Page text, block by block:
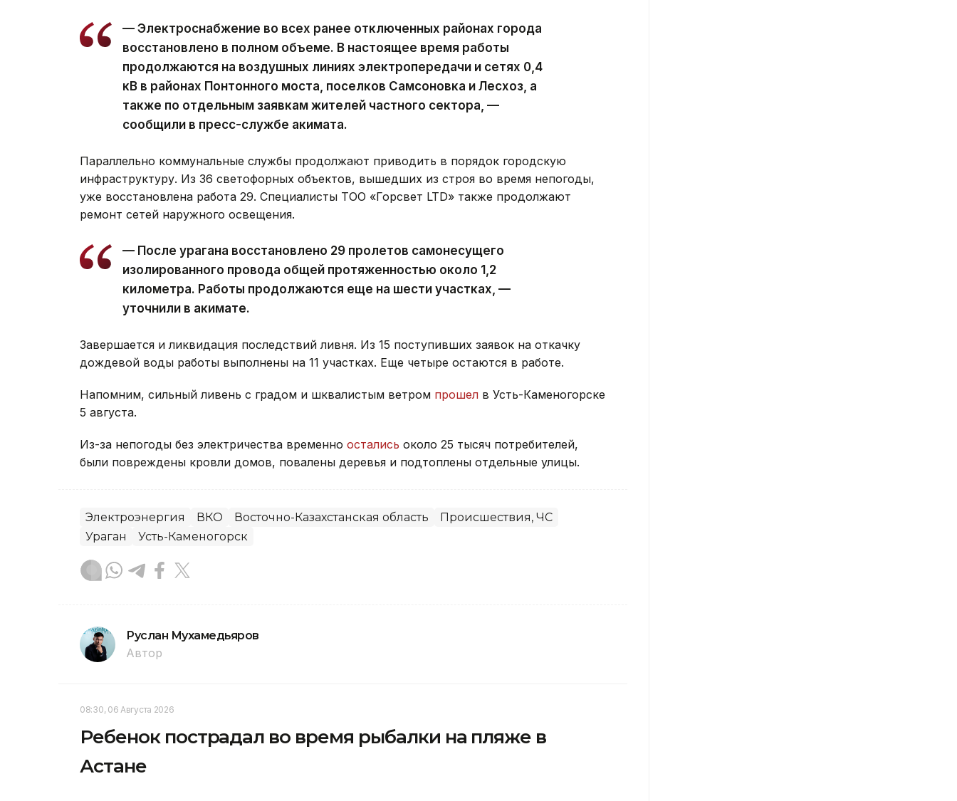
— Электроснабжение во всех ранее отключенных районах города
восстановлено в полном объеме. В настоящее время работы
продолжаются на воздушных линиях электропередачи и сетях 0,4
кВ в районах Понтонного моста, поселков Самсоновка и Лесхоз, а
также по отдельным заявкам жителей частного сектора, —
сообщили в пресс-службе акимата.
Параллельно коммунальные службы продолжают приводить в порядок городскую
инфраструктуру. Из 36 светофорных объектов, вышедших из строя во время непогоды,
уже восстановлена работа 29. Специалисты ТОО «Горсвет LTD» также продолжают
ремонт сетей наружного освещения.
— После урагана восстановлено 29 пролетов самонесущего
изолированного провода общей протяженностью около 1,2
километра. Работы продолжаются еще на шести участках, —
уточнили в акимате.
Завершается и ликвидация последствий ливня. Из 15 поступивших заявок на откачку
дождевой воды работы выполнены на 11 участках. Еще четыре остаются в работе.
Напомним, сильный ливень с градом и шквалистым ветром прошел в Усть-Каменогорске
5 августа.
Из-за непогоды без электричества временно остались около 25 тысяч потребителей,
были повреждены кровли домов, повалены деревья и подтоплены отдельные улицы.
Электроэнергия ВКО Восточно-Казахстанская область
Происшествия, ЧС
Ураган
Усть-Каменогорск
Руслан Мухамедьяров
Автор
08:30, 06 Августа 2026
Ребенок пострадал во время рыбалки на пляже в
Астане